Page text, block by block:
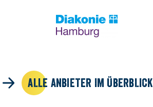
ALLE ANBIETER IM ÜBERBLICK